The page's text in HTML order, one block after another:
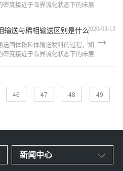
密度接近于临界流化状态下的床层
输送与稀相输送区别是什么2020-03-13
送固体粉粒体输送物料的过程，如
密度接近于临界流化状态下的床层
46 47 48 49
新闻中心